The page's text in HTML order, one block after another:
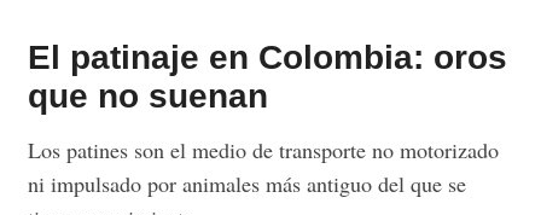
El patinaje en Colombia: oros
que no suenan
Los patines son el medio de transporte no motorizado
ni impulsado por animales más antiguo del que se